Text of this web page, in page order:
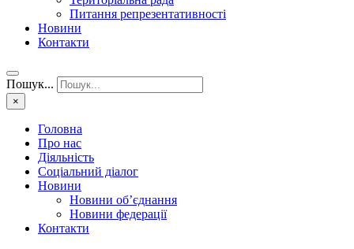
Питання репрезентативності
Новини
Контакти
Пошук...
×
Головна
Про нас
Діяльність
Соціальний діалог
Новини
Новини об’єднання
Новини федерації
Контакти